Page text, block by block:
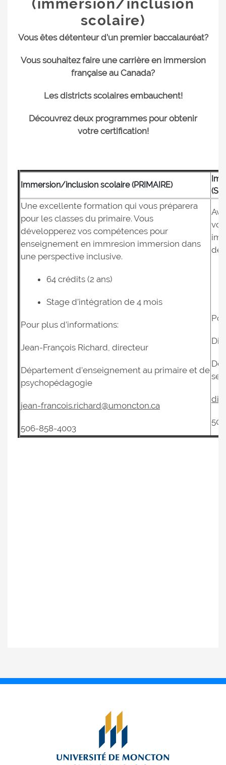
(immersion/inclusion
scolaire)
Vous êtes détenteur d’un premier baccalauréat?
Vous souhaitez faire une carrière en immersion
française au Canada?
Les districts scolaires embauchent!
Découvrez deux programmes pour obtenir
votre certification!
Immersion/inclusion scolaire (PRIMAIRE)
Une excellente formation qui vous préparera
pour les classes du primaire. Vous
développerez vos compétences pour
enseignement en immresion immersion dans
une perspective inclusive.
64 crédits (2 ans)
Stage d’intégration de 4 mois
Pour plus d’informations:
Jean-François Richard, directeur
Département d’enseignement au primaire et de
psychopédagogie
jean-francois.richard@umoncton.ca
506-858-4003
de